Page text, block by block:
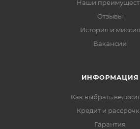
Наши
Отзывы
История и миссия
Вакансии
ИНФОРМАЦИЯ
Как выбрать
Кредит и
Гарантия